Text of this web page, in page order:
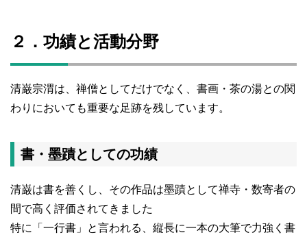
２．功績と活動分野
清巌宗渭は、禅僧としてだけでなく、書画・茶の湯との関
わりにおいても重要な足跡を残しています。
書・墨蹟としての功績
清巌は書を善くし、その作品は墨蹟として禅寺・数寄者の
間で高く評価されてきました
特に「一行書」と言われる、縦長に一本の大筆で力強く書